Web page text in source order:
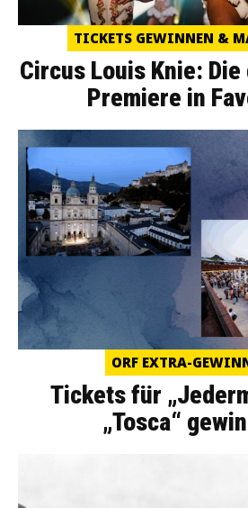
TICKETS GEWINNEN &
Circus Louis Knie: Die
Premiere in
ORF EXTRA-
Tickets für
„Tosca“